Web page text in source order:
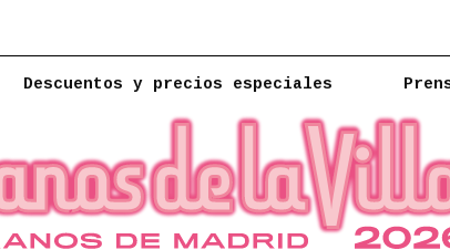
Descuentos y precios especiales